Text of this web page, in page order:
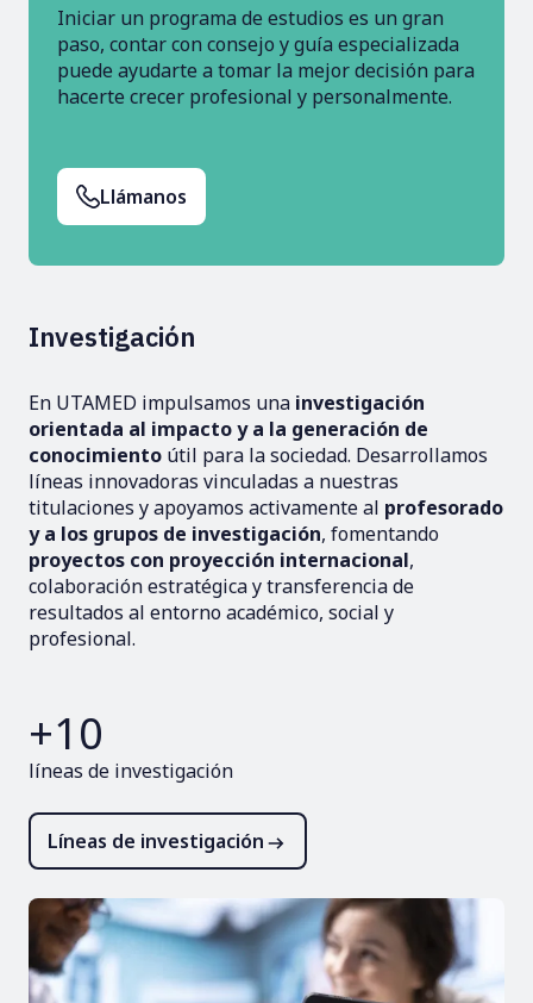
Iniciar un programa de estudios es un gran
paso, contar con consejo y guía especializada
puede ayudarte a tomar la mejor decisión para
hacerte crecer profesional y personalmente.
Llámanos
Investigación
En UTAMED impulsamos una investigación
orientada al impacto y a la generación de
conocimiento útil para la sociedad. Desarrollamos
líneas innovadoras vinculadas a nuestras
titulaciones y apoyamos activamente al profesorado
y a los grupos de investigación, fomentando
proyectos con proyección internacional,
colaboración estratégica y transferencia de
resultados al entorno académico, social y
profesional.
+10
líneas de investigación
Líneas de investigación